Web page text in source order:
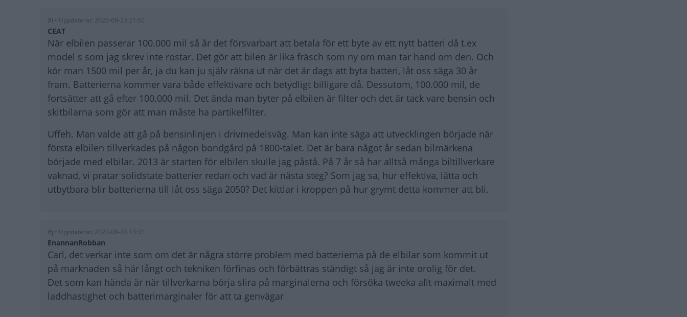
#i • Uppdaterat: 2020-08-23 21:50
CEAT
När elbilen passerar 100.000 mil så år det försvarbart att betala för ett byte av ett nytt batteri då t.ex
model s som jag skrev inte rostar. Det gör att bilen är lika fräsch som ny om man tar hand om den. Och
kör man 1500 mil per år, ja du kan ju själv räkna ut när det är dags att byta batteri, låt oss säga 30 år
fram. Batterierna kommer vara både effektivare och betydligt billigare då. Dessutom, 100.000 mil, de
fortsätter att gå efter 100.000 mil. Det ända man byter på elbilen är filter och det är tack vare bensin och
skitbilarna som gör att man måste ha partikelfilter.
Uffeh. Man valde att gå på bensinlinjen i drivmedelsväg. Man kan inte säga att utvecklingen började när
första elbilen tillverkades på någon bondgård på 1800-talet. Det är bara något år sedan bilmärkena
började med elbilar. 2013 är starten för elbilen skulle jag påstå. På 7 år så har alltså många biltillverkare
vaknad, vi pratar solidstate batterier redan och vad är nästa steg? Som jag sa, hur effektiva, lätta och
utbytbara blir batterierna till låt oss säga 2050? Det kittlar i kroppen på hur grymt detta kommer att bli.
#j • Uppdaterat: 2020-08-24 13:31
EnannanRobban
Carl, det verkar inte som om det är några större problem med batterierna på de elbilar som kommit ut
på marknaden så här långt och tekniken förfinas och förbättras ständigt så jag är inte orolig för det.
Det som kan hända är när tillverkarna börja slira på marginalerna och försöka tweeka allt maximalt med
laddhastighet och batterimarginaler för att ta genvägar